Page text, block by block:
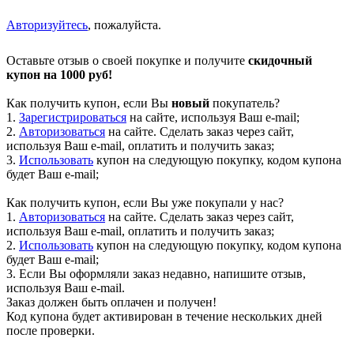
Авторизуйтесь, пожалуйста.
Оставьте отзыв о своей покупке и получите скидочный
купон на 1000 руб!
Как получить купон, если Вы новый покупатель?
1. Зарегистрироваться на сайте, используя Ваш e-mail;
2. Авторизоваться на сайте. Сделать заказ через сайт,
используя Ваш e-mail, оплатить и получить заказ;
3. Использовать купон на следующую покупку, кодом купона
будет Ваш e-mail;
Как получить купон, если Вы уже покупали у нас?
1. Авторизоваться на сайте. Сделать заказ через сайт,
используя Ваш e-mail, оплатить и получить заказ;
2. Использовать купон на следующую покупку, кодом купона
будет Ваш e-mail;
3. Если Вы оформляли заказ недавно, напишите отзыв,
используя Ваш e-mail.
Заказ должен быть оплачен и получен!
Код купона будет активирован в течение нескольких дней
после проверки.